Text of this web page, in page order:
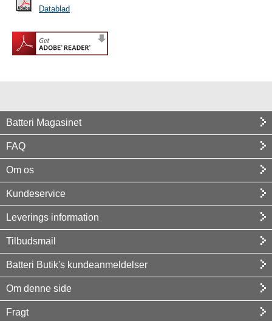
Datablad
Batteri Magasinet
FAQ
Om os
Kundeservice
Leverings information
Tilbudsmail
Batteri Butik's kundeanmeldelser
Om denne side
Fragt